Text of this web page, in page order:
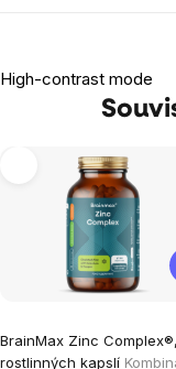
High-contrast mode
BrainMax Zinc
rostlinných kapslí